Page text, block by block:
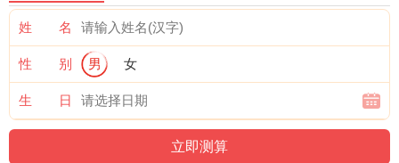
姓 名
性 别 男 女
生 日